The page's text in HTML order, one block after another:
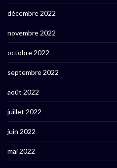
décembre 2022
novembre 2022
octobre 2022
septembre 2022
août 2022
juillet 2022
juin 2022
mai 2022